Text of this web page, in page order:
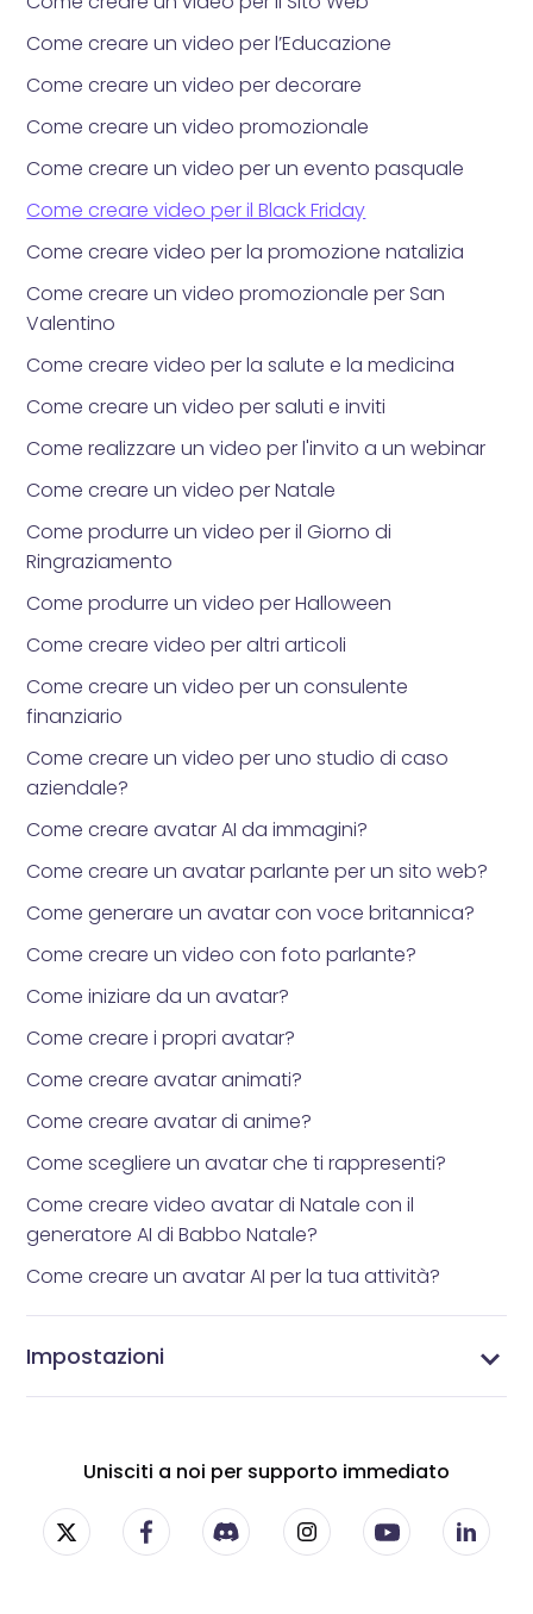
Come creare un video per l’Educazione
Come creare un video per decorare
Come creare un video promozionale
Come creare un video per un evento pasquale
Come creare video per il Black Friday
Come creare video per la promozione natalizia
Come creare un video promozionale per San
Valentino
Come creare video per la salute e la medicina
Come creare un video per saluti e inviti
Come realizzare un video per l'invito a un webinar
Come creare un video per Natale
Come produrre un video per il Giorno di
Ringraziamento
Come produrre un video per Halloween
Come creare video per altri articoli
Come creare un video per un consulente
finanziario
Come creare un video per uno studio di caso
aziendale?
Come creare avatar AI da immagini?
Come creare un avatar parlante per un sito web?
Come generare un avatar con voce britannica?
Come creare un video con foto parlante?
Come iniziare da un avatar?
Come creare i propri avatar?
Come creare avatar animati?
Come creare avatar di anime?
Come scegliere un avatar che ti rappresenti?
Come creare video avatar di Natale con il
generatore AI di Babbo Natale?
Come creare un avatar AI per la tua attività?
Impostazioni
Unisciti a noi per supporto immediato